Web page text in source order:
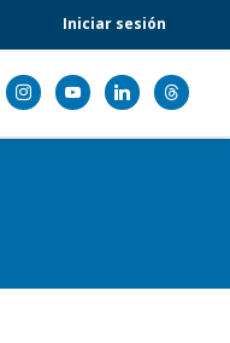
Iniciar sesión
instagramyoutubelinkedinthreads